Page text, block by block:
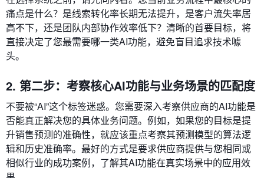
痛点是什么？是线索转化率长期无法提升，是客户流失率居
高不下，还是团队内部协作效率低下？清晰的首要目标，将
直接决定了您最需要哪一类AI功能，避免盲目追求技术噱
头。
2. 第二步：考察核心AI功能与业务场景的匹配度
不要被“AI”这个标签迷惑。您需要深入考察供应商的AI功能是
否能真正解决您的具体业务问题。例如，如果您的目标是提
升销售预测的准确性，就应该重点考察其预测模型的算法逻
辑和历史准确率。最好的方式是要求供应商提供与您相同或
相似行业的成功案例，了解其AI功能在真实场景中的应用效